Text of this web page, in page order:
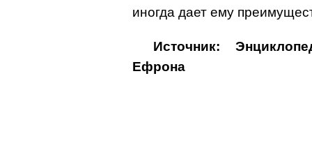
иногда дает ему
Источник:
Ефрона